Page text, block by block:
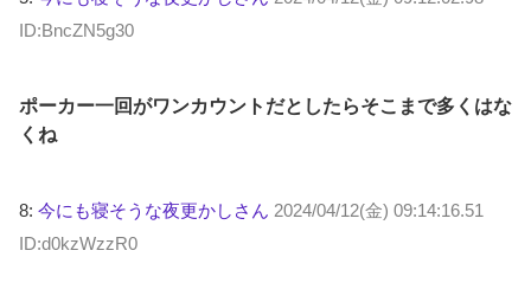
ID:BncZN5g30
ポーカー一回がワンカウントだとしたらそこまで多くはな
くね
8: 今にも寝そうな夜更かしさん 2024/04/12(金) 09:14:16.51
ID:d0kzWzzR0